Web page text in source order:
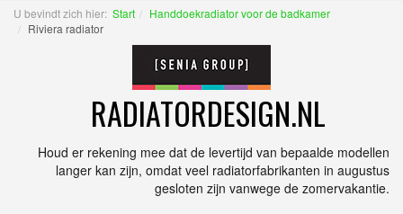
U bevindt zich hier: Start
Handdoekradiator voor de badkamer
Riviera radiator
RADIATORDESIGN.NL
Houd er rekening mee dat de levertijd van bepaalde modellen
langer kan zijn, omdat veel radiatorfabrikanten in augustus
gesloten zijn vanwege de zomervakantie.